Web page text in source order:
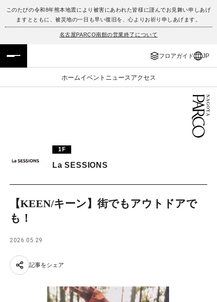
このたびの令和8年熊本地震により被害にあわれた皆様に謹んでお見舞い申しあげ
ますとともに、被災地の一日も早い復旧を、心よりお祈り申しあげます。
名古屋PARCO南館の営業終了について
フロアガイド JP
ホームイベント ニュース アクセス
フロアガイド
イベント・ポップアップ
TAX FREE
JP
ENGLISH
1F
La SESSIONS
【KEEN/キーン】街でもアウトドアで
も！
2026.05.29
記事をシェア